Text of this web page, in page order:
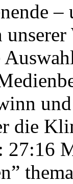
die
27:16